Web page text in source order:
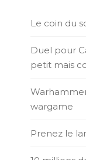
Le coin du
Duel pour
petit mais
wargame
Prenez le